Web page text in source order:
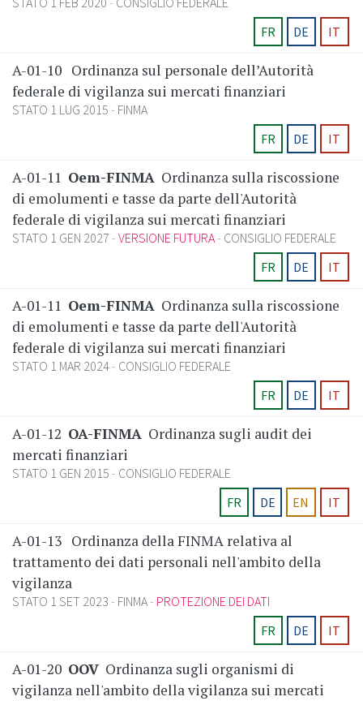
FR
DE IT
A-01-10 Ordinanza sul personale dell’Autorità
federale di vigilanza sui mercati finanziari
STATO 1 LUG 2015
FINMA
FR
DE IT
A-01-11 Oem-FINMA Ordinanza sulla riscossione
di emolumenti e tasse da parte dell'Autorità
federale di vigilanza sui mercati finanziari
STATO 1 GEN 2027 VERSIONE FUTURA CONSIGLIO FEDERALE
FR
DE IT
A-01-11 Oem-FINMA Ordinanza sulla riscossione
di emolumenti e tasse da parte dell'Autorità
federale di vigilanza sui mercati finanziari
STATO 1 MAR 2024 CONSIGLIO FEDERALE
FR
DE IT
A-01-12 OA-FINMA Ordinanza sugli audit dei
mercati finanziari
STATO 1 GEN 2015
CONSIGLIO FEDERALE
FR
DE EN IT
A-01-13 Ordinanza della FINMA relativa al
trattamento dei dati personali nell'ambito della
vigilanza
STATO 1 SET 2023 FINMA PROTEZIONE DEI DATI
FR
DE IT
A-01-20 OOV Ordinanza sugli organismi di
vigilanza nell'ambito della vigilanza sui mercati